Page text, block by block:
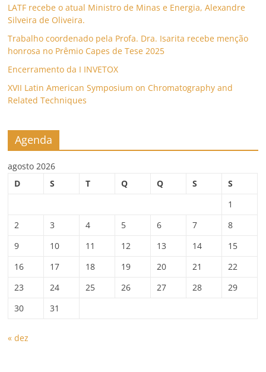
LATF recebe o atual Ministro de Minas e Energia, Alexandre
Silveira de Oliveira.
Trabalho coordenado pela Profa. Dra. Isarita recebe menção
honrosa no Prêmio Capes de Tese 2025
Encerramento da I INVETOX
XVII Latin American Symposium on Chromatography and
Related Techniques
Agenda
agosto 2026
D
S T Q Q S
S
1
2
3 4 5 6 7
8
9
10 11 12 13 14
15
16
17 18 19 20 21
22
23
24 25 26 27 28
29
30
31
« dez